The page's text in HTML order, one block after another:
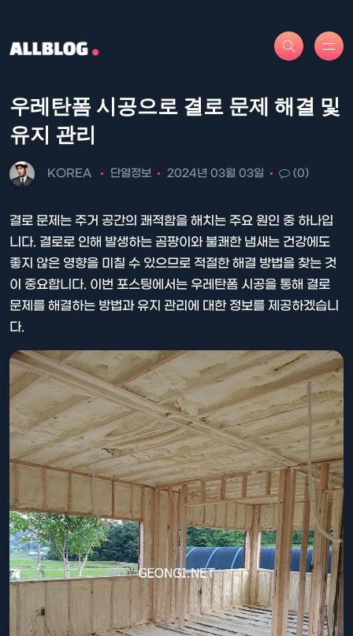
우레탄폼 시공으로 결로 문제 해결 및
유지 관리
KOREA 단열정보 2024년 03월 03일 (0)
결로 문제는 주거 공간의 쾌적함을 해치는 주요 원인 중 하나입
니다. 결로로 인해 발생하는 곰팡이와 불쾌한 냄새는 건강에도
좋지 않은 영향을 미칠 수 있으므로 적절한 해결 방법을 찾는 것
이 중요합니다. 이번 포스팅에서는 우레탄폼 시공을 통해 결로
문제를 해결하는 방법과 유지 관리에 대한 정보를 제공하겠습니
다.